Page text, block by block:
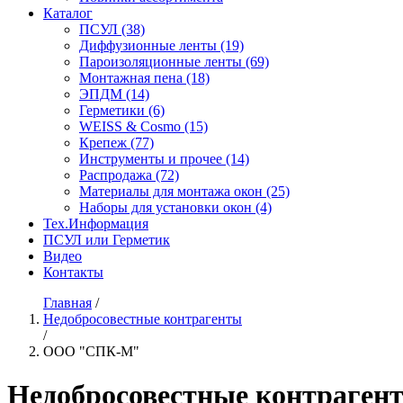
Каталог
ПСУЛ (38)
Диффузионные ленты (19)
Пароизоляционные ленты (69)
Монтажная пена (18)
ЭПДМ (14)
Герметики (6)
WEISS & Cosmo (15)
Крепеж (77)
Инструменты и прочее (14)
Распродажа (72)
Материалы для монтажа окон (25)
Наборы для установки окон (4)
Тех.Информация
ПСУЛ или Герметик
Видео
Контакты
Главная /
Недобросовестные контрагенты
/
ООО "СПК-М"
Недобросовестные